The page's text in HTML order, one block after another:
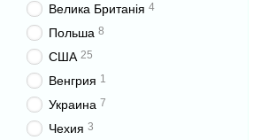
Велика Британія 4
Польша 8
США 25
Венгрия 1
Украина 7
Чехия 3